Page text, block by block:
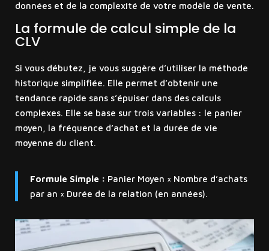
données et de la complexité de votre modèle de vente.
La formule de calcul simple de la
CLV
Si vous débutez, je vous suggère d’utiliser la méthode
historique simplifiée. Elle permet d’obtenir une
tendance rapide sans s’épuiser dans des calculs
complexes. Elle se base sur trois variables : le panier
moyen, la fréquence d’achat et la durée de vie
moyenne du client.
Formule Simple : Panier Moyen × Nombre d’achats
par an × Durée de la relation (en années).